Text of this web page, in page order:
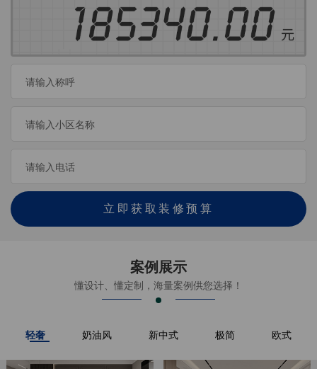
立即获取装修预算
案例展示
懂设计、懂定制，海量案例供您选择！
轻奢 奶油风 新中式 极简 欧式